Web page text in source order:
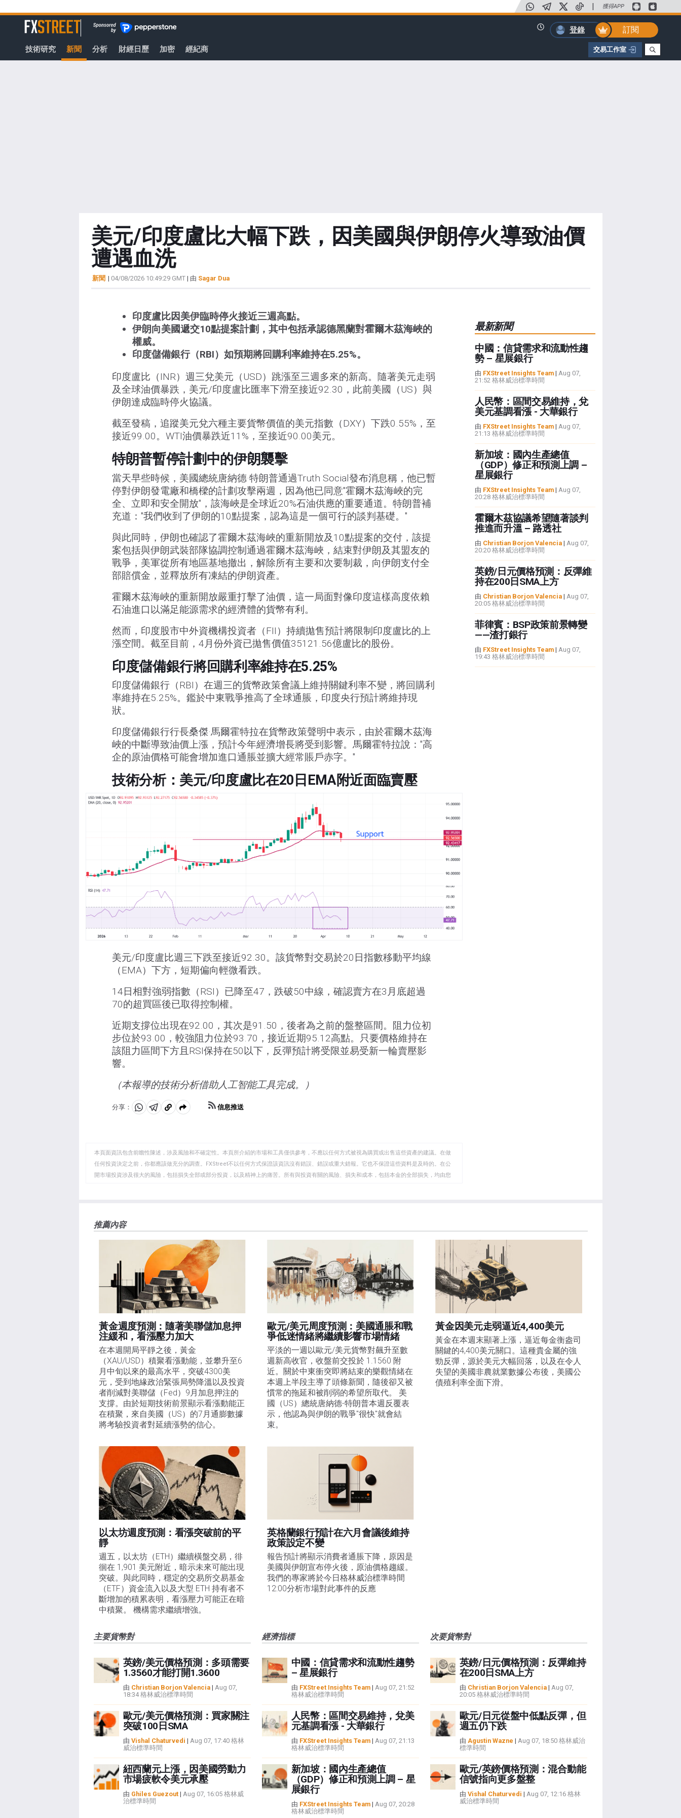
至
容
| 獲得APP
FXStreet
登錄
訂閱
技術研究 新聞 分析 財經日歷 加密 經紀商 交易工作室
美元/印度盧比大幅下跌，因美國與伊朗停火導致油價
遭遇血洗
新聞 | 04/08/2026 10:49:29 GMT| 由 Sagar Dua
印度盧比因美伊臨時停火接近三週高點。
伊朗向美國遞交10點提案計劃，其中包括承認德黑蘭對霍爾木茲海峽的
權威。
印度儲備銀行（RBI）如預期將回購利率維持在5.25%。
印度盧比（INR）週三兌美元（USD）跳漲至三週多來的新高。隨著美元走弱
及全球油價暴跌，美元/印度盧比匯率下滑至接近92.30，此前美國（US）與
伊朗達成臨時停火協議。
截至發稿，追蹤美元兌六種主要貨幣價值的美元指數（DXY）下跌0.55%，至
接近99.00。WTI油價暴跌近11%，至接近90.00美元。
特朗普暫停計劃中的伊朗襲擊
當天早些時候，美國總統唐納德·特朗普通過Truth Social發布消息稱，他已暫
停對伊朗發電廠和橋樑的計劃攻擊兩週，因為他已同意"霍爾木茲海峽的完
全、立即和安全開放"，該海峽是全球近20%石油供應的重要通道。特朗普補
充道："我們收到了伊朗的10點提案，認為這是一個可行的談判基礎。"
與此同時，伊朗也確認了霍爾木茲海峽的重新開放及10點提案的交付，該提
案包括與伊朗武裝部隊協調控制通過霍爾木茲海峽，結束對伊朗及其盟友的
戰爭，美軍從所有地區基地撤出，解除所有主要和次要制裁，向伊朗支付全
部賠償金，並釋放所有凍結的伊朗資產。
霍爾木茲海峽的重新開放嚴重打擊了油價，這一局面對像印度這樣高度依賴
石油進口以滿足能源需求的經濟體的貨幣有利。
然而，印度股市中外資機構投資者（FII）持續拋售預計將限制印度盧比的上
漲空間。截至目前，4月份外資已拋售價值35121.56億盧比的股份。
印度儲備銀行將回購利率維持在5.25%
印度儲備銀行（RBI）在週三的貨幣政策會議上維持關鍵利率不變，將回購利
率維持在5.25%。鑑於中東戰爭推高了全球通脹，印度央行預計將維持現
狀。
印度儲備銀行行長桑傑·馬爾霍特拉在貨幣政策聲明中表示，由於霍爾木茲海
峽的中斷導致油價上漲，預計今年經濟增長將受到影響。馬爾霍特拉說："高
企的原油價格可能會增加進口通脹並擴大經常賬戶赤字。"
技術分析：美元/印度盧比在20日EMA附近面臨賣壓
美元/印度盧比週三下跌至接近92.30。該貨幣對交易於20日指數移動平均線
（EMA）下方，短期偏向輕微看跌。
14日相對強弱指數（RSI）已降至47，跌破50中線，確認賣方在3月底超過
70的超買區後已取得控制權。
近期支撐位出現在92.00，其次是91.50，後者為之前的盤整區間。阻力位初
步位於93.00，較強阻力位於93.70，接近近期95.12高點。只要價格維持在
該阻力區間下方且RSI保持在50以下，反彈預計將受限並易受新一輪賣壓影
響。
（本報導的技術分析借助人工智能工具完成。）
分享：
分
WhatsApp
分
Telegram
複
剪
貼
板
信息推送
本頁面資訊包含前瞻性陳述，涉及風險和不確定性。本頁所介紹的市場和工具僅供參考，不應以任何方式被視為購買或出售這些資產的建議。在做
任何投資決定之前，你都應該做充分的調查。FXStreet不以任何方式保證該資訊沒有錯誤、錯誤或重大錯報。它也不保證這些資料是及時的。在公
開市場投資涉及很大的風險，包括損失全部或部分投資，以及精神上的痛苦。所有與投資有關的風險、損失和成本，包括本金的全部損失，均由您
FXStreet和作者不提供個性化的建議。作者對該資訊的準確性、完整性或適用性不作任何陳述。FXStreet和作者將不承擔任何錯誤，遺漏或任何損
失，傷害或損害由此資訊及其顯示或使用引起的。錯誤和遺漏除外。本文作者和FXStreet並非註冊投資顧問，本文內容無意提供任何投資建議。
最新新聞
中國：信貸需求和流動性趨
勢 – 星展銀行
由 FXStreet Insights Team| Aug 07,
21:52 格林威治標準時間
人民幣：區間交易維持，兌
美元基調看漲 - 大華銀行
由 FXStreet Insights Team| Aug 07,
21:13 格林威治標準時間
新加坡：國內生產總值
（GDP）修正和預測上調 –
星展銀行
由 FXStreet Insights Team| Aug 07,
20:28 格林威治標準時間
霍爾木茲協議希望隨著談判
推進而升溫 – 路透社
由 Christian Borjon Valencia| Aug 07,
20:20 格林威治標準時間
英鎊/日元價格預測：反彈維
持在200日SMA上方
由 Christian Borjon Valencia| Aug 07,
20:05 格林威治標準時間
菲律賓：BSP政策前景轉變
——渣打銀行
由 FXStreet Insights Team| Aug 07,
19:43 格林威治標準時間
推薦內容
黃金週度預測：隨著美聯儲加息押
注緩和，看漲壓力加大
在本週開局平靜之後，黃金
（XAU/USD）積聚看漲動能，並攀升至6
月中旬以來的最高水平，突破4300美
元，受到地緣政治緊張局勢降溫以及投資
者削減對美聯儲（Fed）9月加息押注的
支撐。由於短期技術前景顯示看漲動能正
在積聚，來自美國（US）的7月通膨數據
將考驗投資者對延續漲勢的信心。
歐元/美元周度預測：美國通脹和戰
爭低迷情緒將繼續影響市場情緒
平淡的一週以歐元/美元貨幣對飆升至數
週新高收官，收盤前交投於 1.1560 附
近。關於中東衝突即將結束的樂觀情緒在
本週上半段主導了頭條新聞，隨後卻又被
慣常的拖延和被削弱的希望所取代。 美
國（US）總統唐納德-特朗普本週反覆表
示，他認為與伊朗的戰爭"很快"就會結
束。
黃金因美元走弱逼近4,400美元
黃金在本週末顯著上漲，逼近每金衡盎司
關鍵的4,400美元關口。這種貴金屬的強
勁反彈，源於美元大幅回落，以及在令人
失望的美國非農就業數據公布後，美國公
債殖利率全面下滑。
以太坊週度預測：看漲突破前的平
靜
週五，以太坊（ETH）繼續橫盤交易，徘
徊在 1,901 美元附近，暗示未來可能出現
突破。與此同時，穩定的交易所交易基金
（ETF）資金流入以及大型 ETH 持有者不
斷增加的積累表明，看漲壓力可能正在暗
中積聚。 機構需求繼續增強。
英格蘭銀行預計在六月會議後維持
政策設定不變
報告預計將顯示消費者通脹下降，原因是
美國與伊朗宣布停火後，原油價格趨緩。
我們的專家將於今日格林威治標準時間
12:00分析市場對此事件的反應
主要貨幣對
英鎊/美元價格預測：多頭需要
1.3560才能打開1.3600
由 Christian Borjon Valencia| Aug 07,
18:34 格林威治標準時間
歐元/美元價格預測：買家關注
突破100日SMA
由 Vishal Chaturvedi | Aug 07, 17:40 格林
威治標準時間
紐西蘭元上漲，因美國勞動力
市場疲軟令美元承壓
由 Ghiles Guezout| Aug 07, 16:05 格林威
治標準時間
經濟指標
中國：信貸需求和流動性趨勢
– 星展銀行
由 FXStreet Insights Team| Aug 07, 21:52
格林威治標準時間
人民幣：區間交易維持，兌美
元基調看漲 - 大華銀行
由 FXStreet Insights Team| Aug 07, 21:13
格林威治標準時間
新加坡：國內生產總值
（GDP）修正和預測上調 – 星
展銀行
由 FXStreet Insights Team| Aug 07, 20:28
格林威治標準時間
次要貨幣對
英鎊/日元價格預測：反彈維持
在200日SMA上方
由 Christian Borjon Valencia| Aug 07,
20:05 格林威治標準時間
歐元/日元從盤中低點反彈，但
週五仍下跌
由 Agustin Wazne | Aug 07, 18:50 格林威治
標準時間
歐元/英鎊價格預測：混合動能
信號指向更多盤整
由 Vishal Chaturvedi | Aug 07, 12:16 格林
威治標準時間